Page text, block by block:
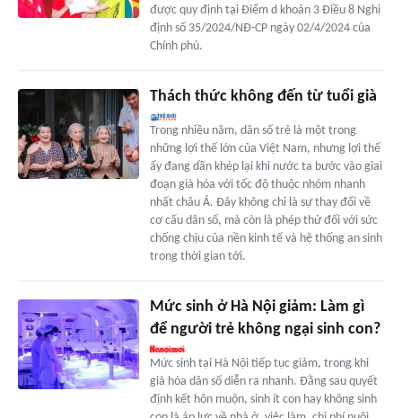
được quy định tại Điểm d khoản 3 Điều 8 Nghị
định số 35/2024/NĐ-CP ngày 02/4/2024 của
Chính phủ.
Thách thức không đến từ tuổi già
Trong nhiều năm, dân số trẻ là một trong
những lợi thế lớn của Việt Nam, nhưng lợi thế
ấy đang dần khép lại khi nước ta bước vào giai
đoạn già hóa với tốc độ thuộc nhóm nhanh
nhất châu Á. Đây không chỉ là sự thay đổi về
cơ cấu dân số, mà còn là phép thử đối với sức
chống chịu của nền kinh tế và hệ thống an sinh
trong thời gian tới.
Mức sinh ở Hà Nội giảm: Làm gì
để người trẻ không ngại sinh con?
Mức sinh tại Hà Nội tiếp tục giảm, trong khi
già hóa dân số diễn ra nhanh. Đằng sau quyết
định kết hôn muộn, sinh ít con hay không sinh